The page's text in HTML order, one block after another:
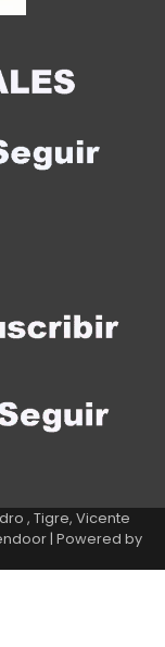
, Tigre, Vicente
| Powered by